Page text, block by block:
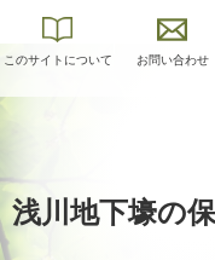
このサイトについて お問い合わせ
浅川地下壕の